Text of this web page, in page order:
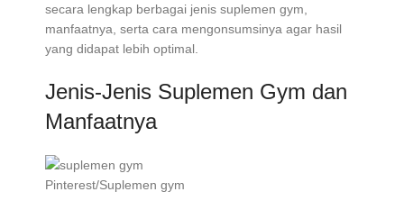
secara lengkap berbagai jenis suplemen gym,
manfaatnya, serta cara mengonsumsinya agar hasil
yang didapat lebih optimal.
Jenis-Jenis Suplemen Gym dan
Manfaatnya
Pinterest/Suplemen gym